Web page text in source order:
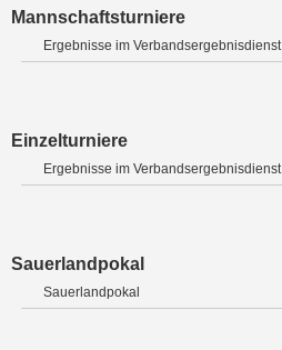
Mannschaftsturniere
Ergebnisse im Verbandsergebnisdienst
Einzelturniere
Ergebnisse im Verbandsergebnisdienst
Sauerlandpokal
Sauerlandpokal